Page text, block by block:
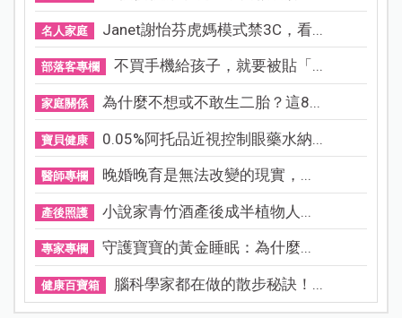
名人家庭 Janet謝怡芬虎媽模式禁3C，看...
部落客專欄 不買手機給孩子，就要被貼「...
家庭關係 為什麼不想或不敢生二胎？這8...
寶貝健康 0.05%阿托品近視控制眼藥水納...
醫師專欄 晚婚晚育是無法改變的現實，...
產後照護 小說家青竹酒產後成半植物人...
專家專欄 守護寶寶的黃金睡眠：為什麼...
健康百寶箱 腦科學家都在做的散步秘訣！...